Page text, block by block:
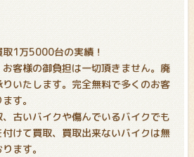
1万5000台の実績！
客様の御負担は一切頂きません。廃
いたします。完全無料で多くのお客
す。
古いバイクや傷んでいるバイクでも
けて買取、買取出来ないバイクは無
ます。